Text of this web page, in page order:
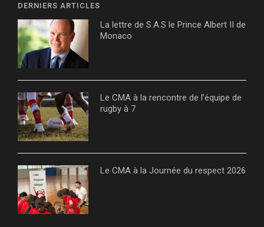
DERNIERS ARTICLES
La lettre de S.A.S le Prince Albert II de
Monaco
Le CMA à la rencontre de l’équipe de
rugby à 7
Le CMA à la Journée du respect 2026